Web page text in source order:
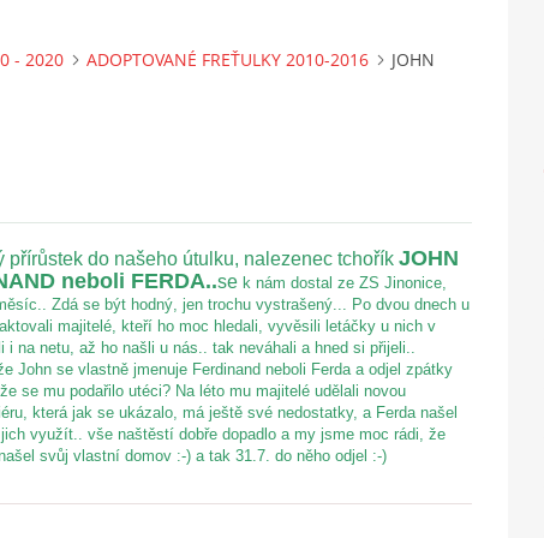
- 2020 ADOPTOVANÉ FREŤULKY 2010-2016 JOHN
přírůstek do našeho útulku, nalezenec tchořík JOHN
neboli FERDA..se k nám dostal ze ZS Jinonice,
Zdá se být hodný, jen trochu vystrašený... Po dvou dnech u
majitelé, kteří ho moc hledali, vyvěsili letáčky u nich v
i na netu, až ho našli u nás.. tak neváhali a hned si přijeli..
John se vlastně jmenuje Ferdinand neboli Ferda a odjel zpátky
se mu podařilo utéci? Na léto mu majitelé udělali novou
která jak se ukázalo, má ještě své nedostatky, a Ferda našel
využít.. vše naštěstí dobře dopadlo a my jsme moc rádi, že
svůj vlastní domov :-) a tak 31.7. do něho odjel :-)